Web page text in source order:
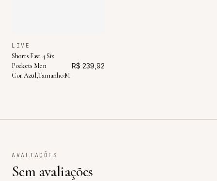
LIVE
Shorts Fast 4 Six
Pockets Men
Cor:Azul;Tamanho:M
R$ 239,92
AVALIAÇÕES
Sem avaliações